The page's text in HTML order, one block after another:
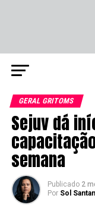
GERAL GRITOMS
Sejuv dá
semana
Publicado 2
Por Sol